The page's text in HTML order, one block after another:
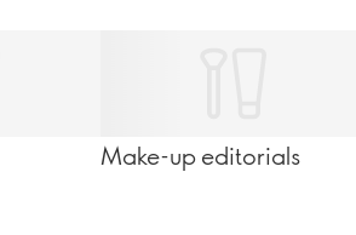
Make-up editorials